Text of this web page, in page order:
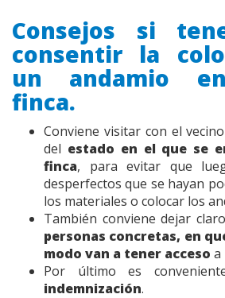
Consejos si
consentir la
un andamio
finca.
Conviene visitar con el
del estado en el que se
finca, para evitar que
desperfectos que se hayan
los materiales o colocar los
También conviene dejar
personas concretas, en
modo van a tener acceso a
Por último es
indemnización.